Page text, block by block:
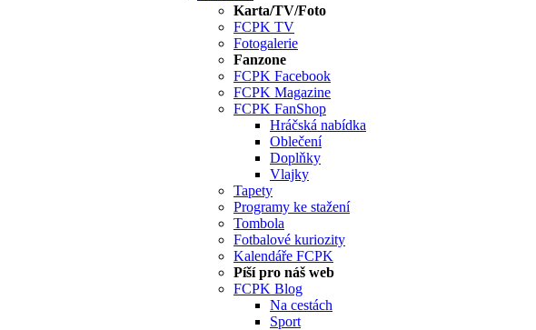
Karta/TV/Foto
FCPK TV
Fotogalerie
Fanzone
FCPK Facebook
FCPK Magazine
FCPK FanShop
Hráčská nabídka
Oblečení
Doplňky
Vlajky
Tapety
Programy ke stažení
Tombola
Fotbalové kuriozity
Kalendáře FCPK
Píší pro náš web
FCPK Blog
Na cestách
Sport